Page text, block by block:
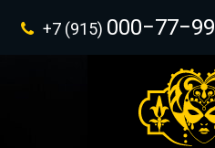
+7 (915) 000−77−99